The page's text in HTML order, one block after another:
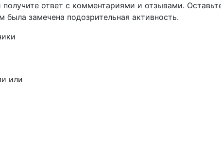
ответ с комментариями и отзывами.
замечена подозрительная активность.
или